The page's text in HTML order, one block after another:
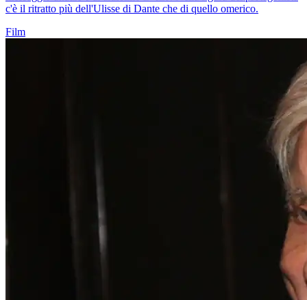
c'è il ritratto più dell'Ulisse di Dante che di quello omerico.
Film